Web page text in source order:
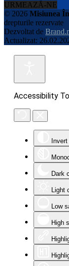
URMEAZĂ-NE
© 2026 Misiunea
drepturile rezervate
Dezvoltat de
Actualizat:
Accessibility
Dark
Light
Low
High